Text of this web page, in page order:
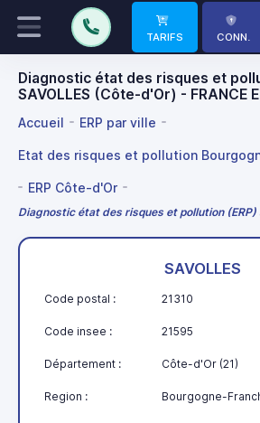
TARIFS CONN.
Diagnostic état des risques et
SAVOLLES (Côte-d'Or) - FRANCE
Accueil ERP par ville
Etat des risques et pollution
ERP Côte-d'Or
Diagnostic état des risques et pollution (ERP)
SAVOLLES
Code postal : 21310
Code insee : 21595
Département : Côte-d'Or (21)
Region : Bourgogne-